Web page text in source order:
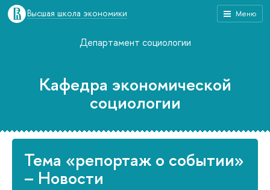
Меню
Высшая школа экономики
Департамент социологии
Кафедра экономической
социологии
Тема «репортаж о событии»
– Новости